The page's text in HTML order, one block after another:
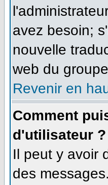
avez besoin;
nouvelle
web du
Revenir en
Comment
d'utilisateur ?
Il peut y avoir
des